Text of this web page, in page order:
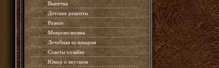
» Выпечка
» Детские рецепты
» Разное
» Микроволновка
» Лечебная кулинария
» Советы хозяйке
» Юмор о вкусном